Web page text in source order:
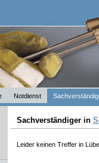
Notdienst
Sachverständiger in
Leider keinen Treffer in